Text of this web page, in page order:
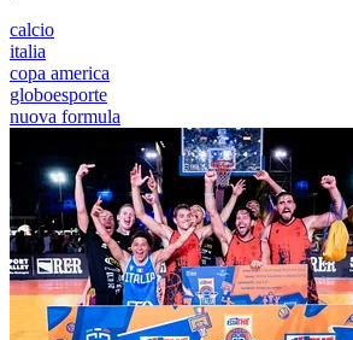
calcio
italia
copa america
globoesporte
nuova formula